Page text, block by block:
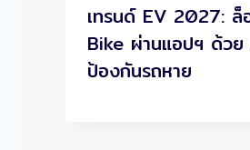
เทรนด์ EV 2027:
Bike ผ่านแอปฯ ด้วย
ป้องกันรถหาย